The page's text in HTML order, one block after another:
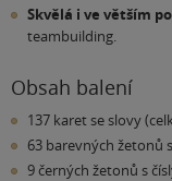
Skvělá i ve větším
teambuilding.
Obsah balení
137 karet se slovy
63 barevných žetonů
9 černých žetonů s